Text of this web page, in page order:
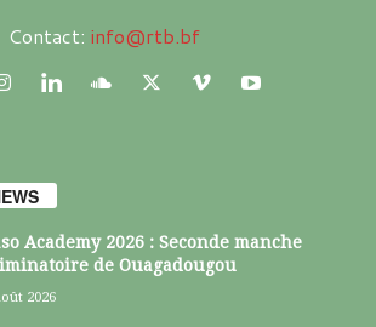
Contact: info@rtb.bf
Academy 2026 : Seconde manche
de Ouagadougou
2026